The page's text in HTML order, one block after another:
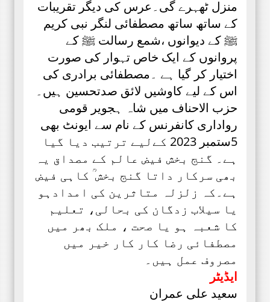
منزل ٹھہرے گی۔عرس کی دیگر تقریبات
کے ساتھ ساتھ مصطفائی لنگر نبی کریم
ﷺ کے دیوانوں ،شمع رسالت ﷺ کے
پروانوں کے ایک خاص تہوار کی صورت
اختیار کر گیا ہے ۔مصطفائی برادری کی
اس کے لیے کاوشیں لائق صدتحسین ہیں۔
حزب الاحناف میں شاہ ہجویر قومی
رواداری کانفرنس کے نام سے ایونٹ بھی
5ستمبر 2023 کےلیے ترتیب دیا گیا
ہے۔ گنج بخش فیض عالم کے مصداق یہ
بھی سرکار داتا گنج بخش ؒ کاہی فیض
ہے۔کہ زلزلہ متاثرین کی امدادہو
یا سیلاب زدگان کی بحالی، تعلیم
کا شعبہ ہو یا صحت ، ملک بھر میں
مصطفائی رضا کار کار خیر میں
مصروف عمل ہیں۔
ایڈیٹر
سعید علی عمران